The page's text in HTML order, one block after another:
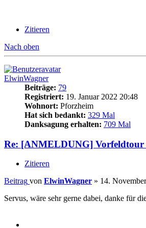
Zitieren
Nach oben
ElwinWagner
Beiträge: 79
Registriert: 19. Januar 2022 20:48
Wohnort: Pforzheim
Hat sich bedankt: 329 Mal
Danksagung erhalten: 709 Mal
Re: [ANMELDUNG] Vorfeldtour
Zitieren
Beitrag von ElwinWagner » 14.
Servus, wäre sehr gerne dabei, danke für